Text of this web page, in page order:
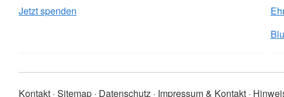
Jetzt spenden
Kontakt Sitemap Datenschutz Impressum & Kontakt